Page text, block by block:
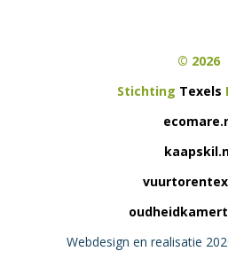
© 2026
Stichting Texels
Webdesign en realisatie